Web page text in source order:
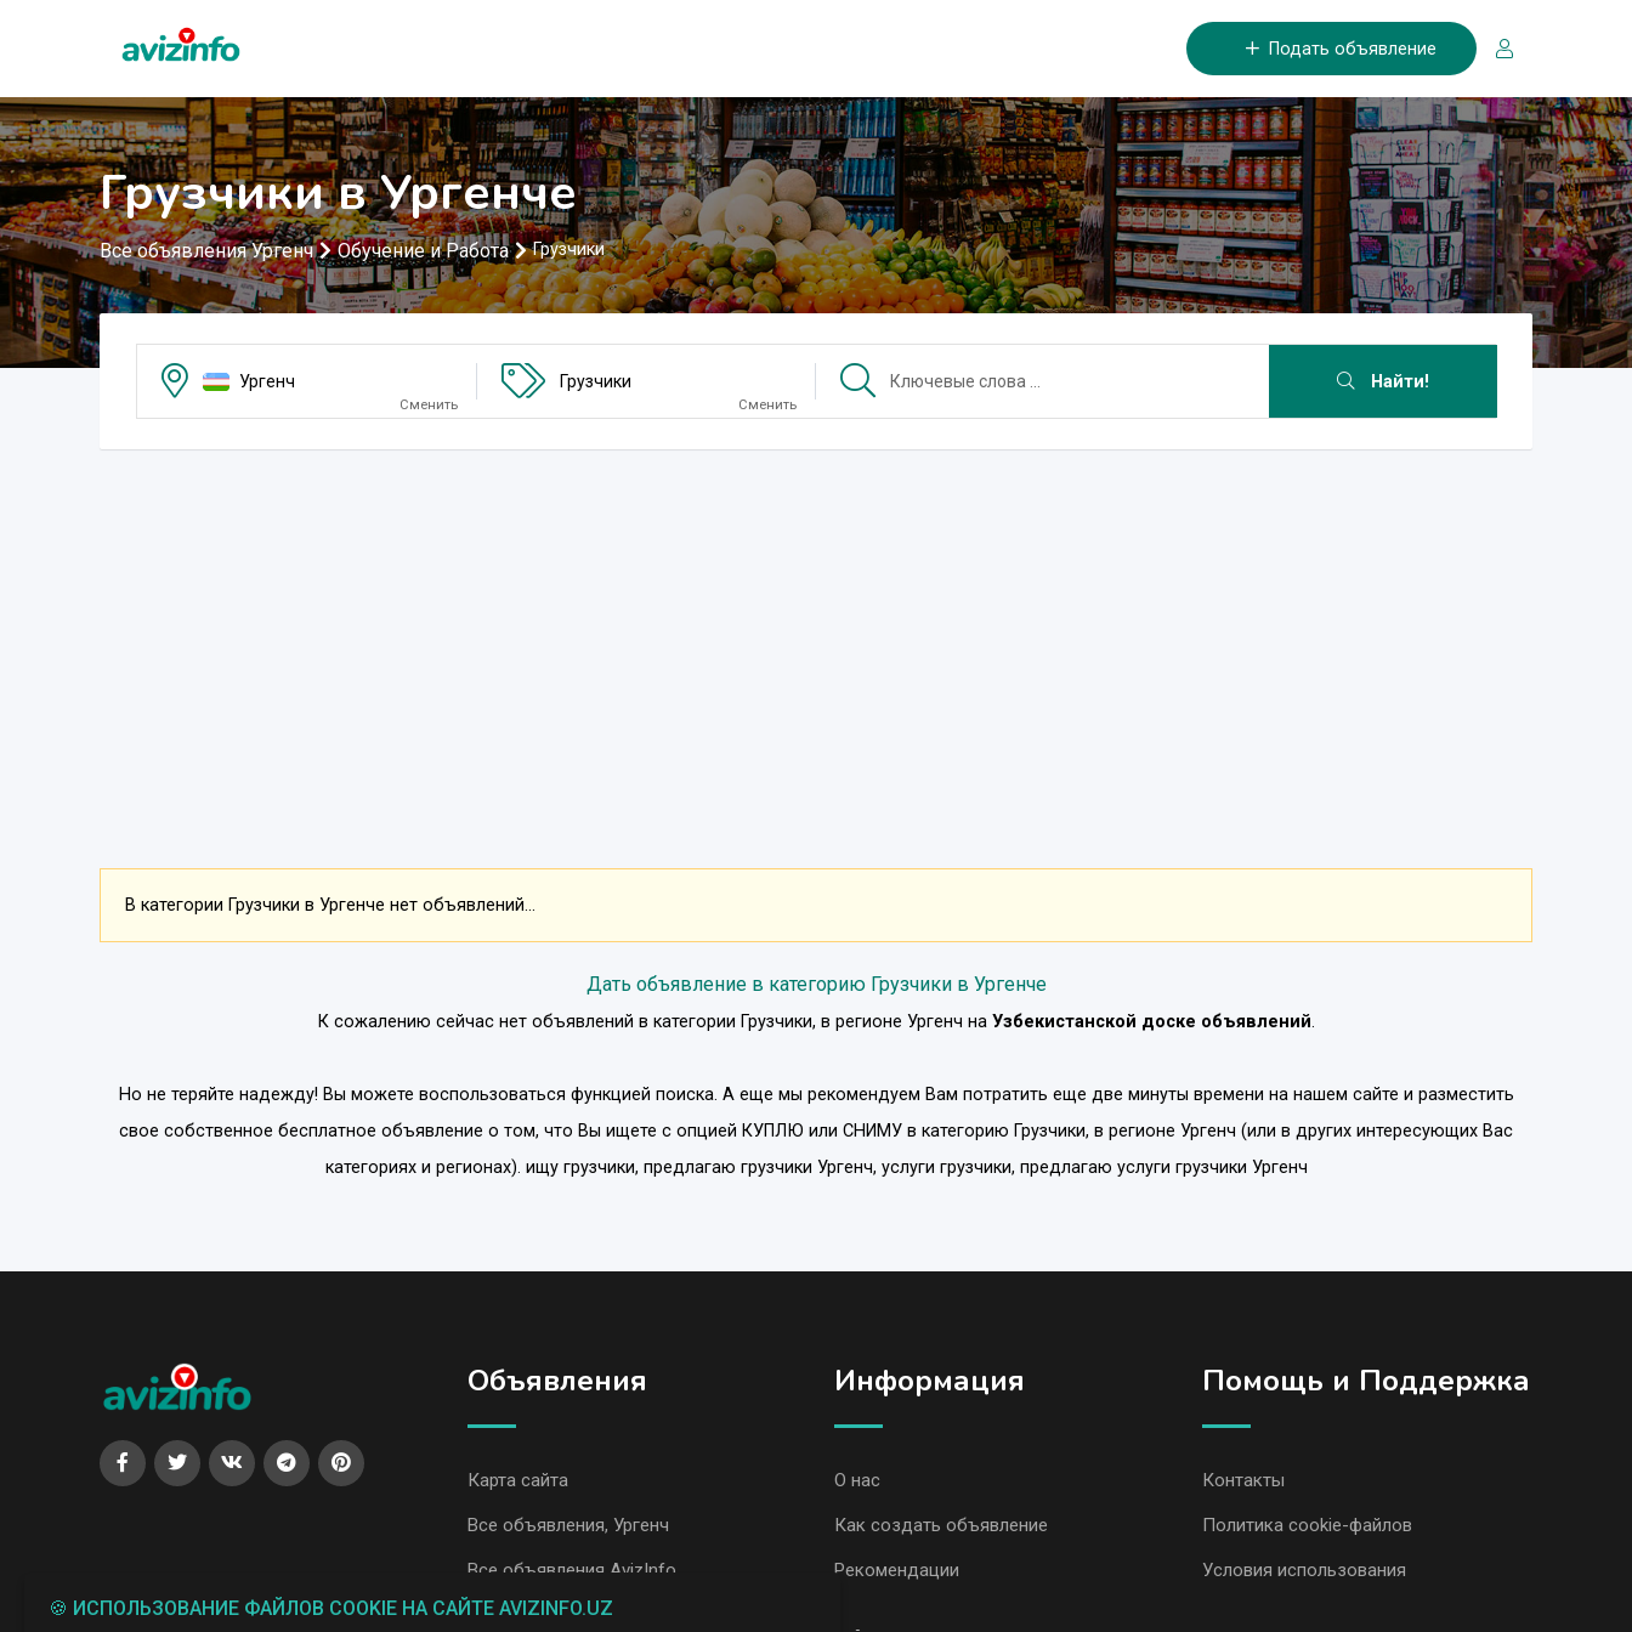
Подать объявление
Грузчики в Ургенче
Все объявления Ургенч Обучение и Работа Грузчики
Ургенч
Сменить
Грузчики
Сменить
Найти!
В категории Грузчики в Ургенче нет объявлений...
Дать объявление в категорию Грузчики в Ургенче
К сожалению сейчас нет объявлений в категории Грузчики, в регионе Ургенч на Узбекистанской доске объявлений.
Но не теряйте надежду! Вы можете воспользоваться функцией поиска. А еще мы рекомендуем Вам потратить еще две минуты времени на нашем сайте и разместить
свое собственное бесплатное объявление о том, что Вы ищете с опцией КУПЛЮ или СНИМУ в категорию Грузчики, в регионе Ургенч (или в других интересующих Вас
категориях и регионах). ищу грузчики, предлагаю грузчики Ургенч, услуги грузчики, предлагаю услуги грузчики Ургенч
Объявления
Карта сайта
Все объявления, Ургенч
Все объявления AvizInfo
Информация
О нас
Как создать объявление
Рекомендации
Помощь и Поддержка
Контакты
Политика cookie-файлов
Условия использования
🍪 ИСПОЛЬЗОВАНИЕ ФАЙЛОВ COOKIE НА САЙТЕ AVIZINFO.UZ